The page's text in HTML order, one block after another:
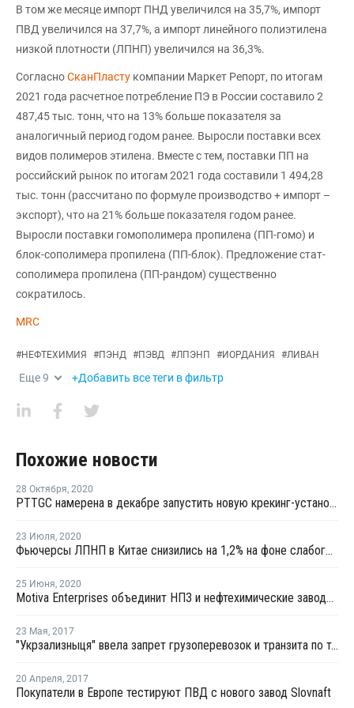
В том же месяце импорт ПНД увеличился на 35,7%, импорт
ПВД увеличился на 37,7%, а импорт линейного полиэтилена
низкой плотности (ЛПНП) увеличился на 36,3%.
СогласноСканПласту компании Маркет Репорт, по итогам
2021 года расчетное потребление ПЭ в России составило 2
487,45 тыс. тонн, что на 13% больше показателя за
аналогичный период годом ранее. Выросли поставки всех
видов полимеров этилена. Вместе с тем, поставки ПП на
российский рынок по итогам 2021 года составили 1 494,28
тыс. тонн (рассчитано по формуле производство + импорт –
экспорт), что на 21% больше показателя годом ранее.
Выросли поставки гомополимера пропилена (ПП-гомо) и
блок-сополимера пропилена (ПП-блок). Предложение стат-
сополимера пропилена (ПП-рандом) существенно
сократилось.
MRC
#НЕФТЕХИМИЯ #ПЭНД #ПЭВД #ЛПЭНП #ИОРДАНИЯ #ЛИВАН
Еще9 +Добавить все теги в фильтр
Похожие новости
28 Октября, 2020
PTTGC намерена в декабре запустить новую крекинг-установку в Таиланде
23 Июля, 2020
Фьючерсы ЛПНП в Китае снизились на 1,2% на фоне слабого спроса
25 Июня, 2020
Motiva Enterprises объединит НПЗ и нефтехимические заводы в Порт-Артуре в единый комплекс
23 Мая, 2017
"Укрзализныця" ввела запрет грузоперевозок и транзита по территории Украины в вагонах ряда компаний РФ
20 Апреля, 2017
Покупатели в Европе тестируют ПВД с нового завод Slovnaft